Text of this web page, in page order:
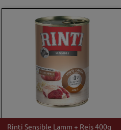
Rinti Sensible Lamm + Reis 400g